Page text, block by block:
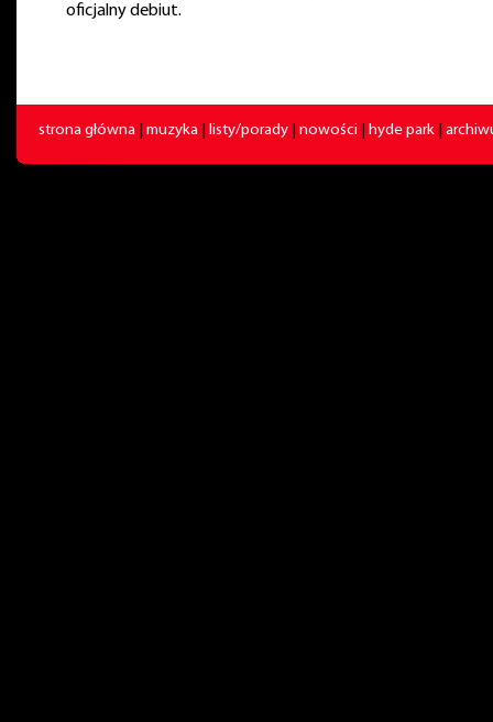
oficjalny debiut.
strona główna muzyka listy/porady nowości hyde park